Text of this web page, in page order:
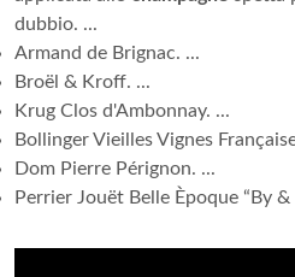
dubbio. ...
Armand de Brignac. ...
Broël & Kroff. ...
Krug Clos d'Ambonnay. ...
Bollinger Vieilles Vignes
Dom Pierre Pérignon. ...
Perrier Jouët Belle Èpoque “By &